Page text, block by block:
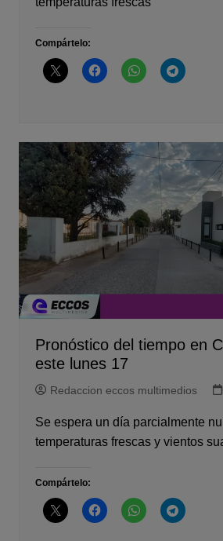
Compártelo:
Pronóstico del tiempo en
este lunes 17
Redaccion eccos multimedios
Se espera un día parcialmente
temperaturas frescas y vientos
Compártelo: